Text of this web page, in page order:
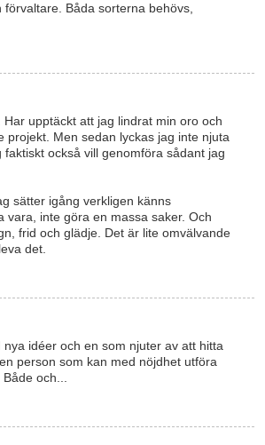
Båda sorterna behövs,
upptäckt att jag lindrat min oro och
projekt. Men sedan lyckas jag inte njuta
också vill genomföra sådant jag
sätter igång verkligen känns
vara, inte göra en massa saker. Och
frid och glädje. Det är lite omvälvande
det.
idéer och en som njuter av att hitta
person som kan med nöjdhet utföra
och...